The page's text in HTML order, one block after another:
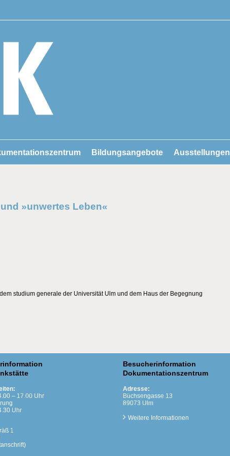
Bildungsangebote Ausstellungen
»unwertes Leben«
studium generale der Universität Ulm und dem Haus der Begegnung
– 17.00 Uhr
Uhr
1
Besucherinformation
Dokumentationszentrum
Adresse:
Büchsengasse 13
89073 Ulm
Weitere Informationen